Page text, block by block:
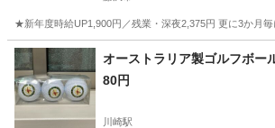
★新年度時給UP1,900円／残業・深夜2,375円 更に3か月
神奈川 藤沢市 その他
オーストラリア製ゴルフボー
80円
川崎駅